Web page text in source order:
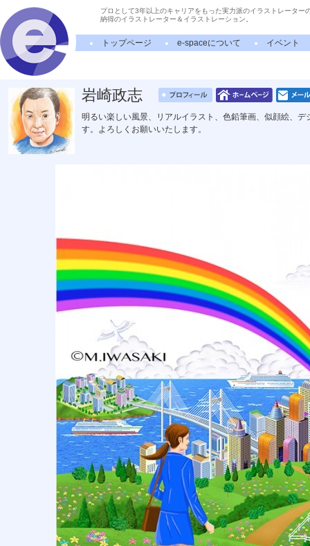
プロとして3年以上のキャリアをもった実力派のイラストレーター
納得のイラストレーター＆イラストレーション。
トップページ e-spaceについて イベント
岩崎政志
明るい楽しい風景、リアルイラスト、色鉛筆画、似顔絵、
す。よろしくお願いいたします。